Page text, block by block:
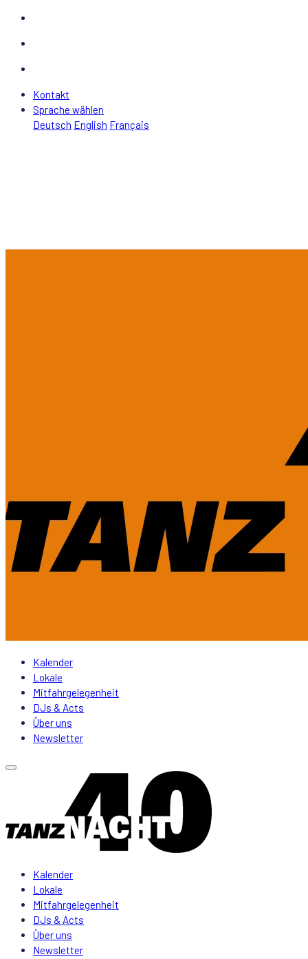
Kontakt
Sprache wählen
Deutsch English Français
Kalender
Lokale
Mitfahrgelegenheit
DJs & Acts
Über uns
Newsletter
Kalender
Lokale
Mitfahrgelegenheit
DJs & Acts
Über uns
Newsletter